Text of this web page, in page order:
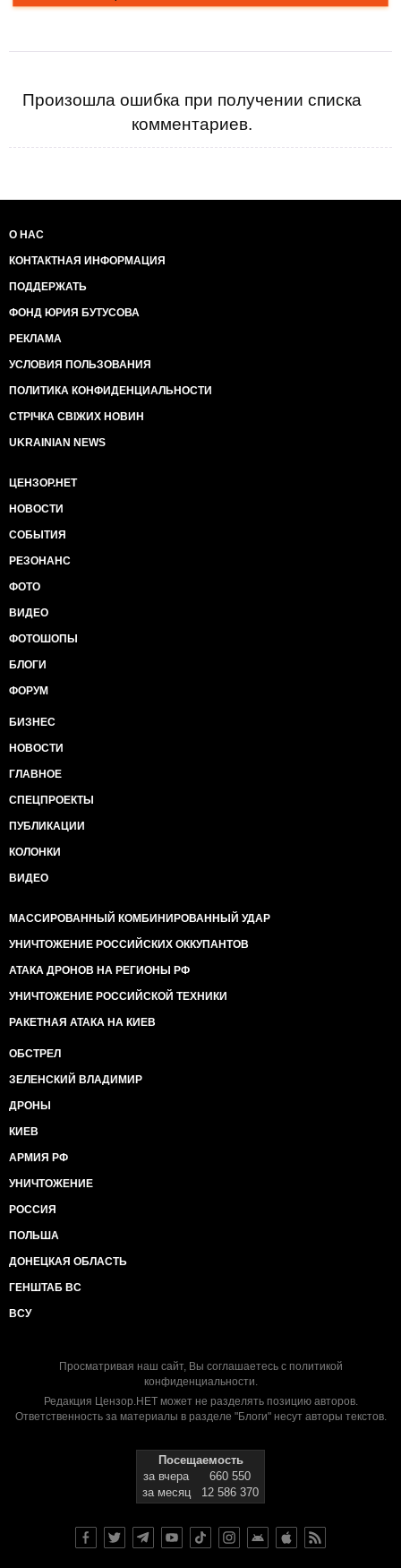
Произошла ошибка при получении списка
комментариев.
О НАС
КОНТАКТНАЯ ИНФОРМАЦИЯ
ПОДДЕРЖАТЬ
ФОНД ЮРИЯ БУТУСОВА
РЕКЛАМА
УСЛОВИЯ ПОЛЬЗОВАНИЯ
ПОЛИТИКА КОНФИДЕНЦИАЛЬНОСТИ
СТРІЧКА СВІЖИХ НОВИН
UKRAINIAN NEWS
ЦЕНЗОР.НЕТ
НОВОСТИ
СОБЫТИЯ
РЕЗОНАНС
ФОТО
ВИДЕО
ФОТОШОПЫ
БЛОГИ
ФОРУМ
БИЗНЕС
НОВОСТИ
ГЛАВНОЕ
СПЕЦПРОЕКТЫ
ПУБЛИКАЦИИ
КОЛОНКИ
ВИДЕО
МАССИРОВАННЫЙ КОМБИНИРОВАННЫЙ УДАР
УНИЧТОЖЕНИЕ РОССИЙСКИХ ОККУПАНТОВ
АТАКА ДРОНОВ НА РЕГИОНЫ РФ
УНИЧТОЖЕНИЕ РОССИЙСКОЙ ТЕХНИКИ
РАКЕТНАЯ АТАКА НА КИЕВ
ОБСТРЕЛ
ЗЕЛЕНСКИЙ ВЛАДИМИР
ДРОНЫ
КИЕВ
АРМИЯ РФ
УНИЧТОЖЕНИЕ
РОССИЯ
ПОЛЬША
ДОНЕЦКАЯ ОБЛАСТЬ
ГЕНШТАБ ВС
ВСУ
Просматривая наш сайт, Вы соглашаетесь с политикой
конфиденциальности.
Редакция Цензор.НЕТ может не разделять позицию авторов.
Ответственность за материалы в разделе "Блоги" несут авторы текстов.
Посещаемость
за вчера
660 550
за месяц
12 586 370